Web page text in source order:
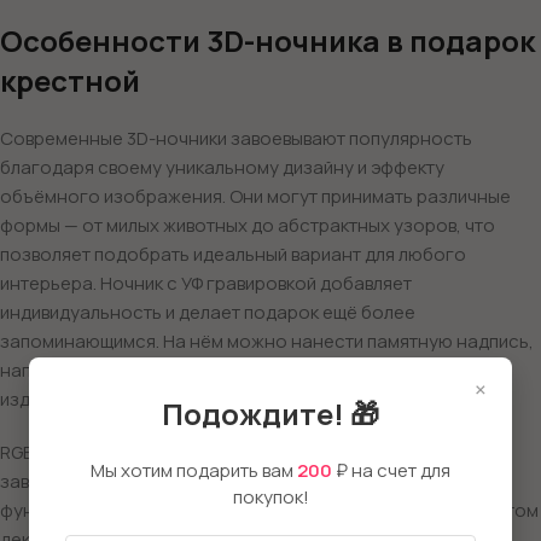
Особенности 3D-ночника в подарок
крестной
Современные 3D-ночники завоевывают популярность
благодаря своему уникальному дизайну и эффекту
объёмного изображения. Они могут принимать различные
формы — от милых животных до абстрактных узоров, что
позволяет подобрать идеальный вариант для любого
интерьера. Ночник с УФ гравировкой добавляет
индивидуальность и делает подарок ещё более
запоминающимся. На нём можно нанести памятную надпись,
например «Лучшей крестной», или её имя, что придаст
изделию личную нотку и подчеркнет особое отношение.
RGB-подсветка позволяет менять цветовую гамму в
зависимости от настроения или интерьера комнаты. Такая
функциональность делает ночник универсальным элементом
×
Подождите! 🎁
Мы хотим подарить вам 200 ₽ на счет для
покупок!